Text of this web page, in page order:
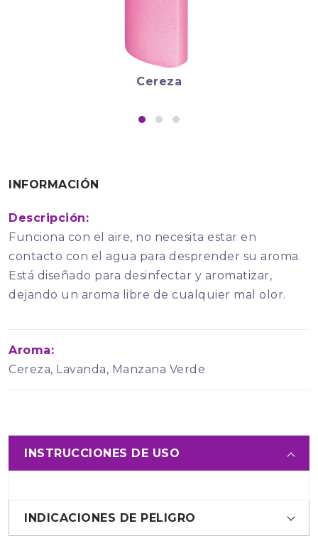
Cereza
INFORMACIÓN
Descripción:
Funciona con el aire, no necesita estar en
contacto con el agua para desprender su aroma.
Está diseñado para desinfectar y aromatizar,
dejando un aroma libre de cualquier mal olor.
Aroma:
Cereza, Lavanda, Manzana Verde
INSTRUCCIONES DE USO
INDICACIONES DE PELIGRO